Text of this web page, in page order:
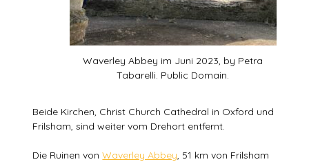
Waverley Abbey im Juni 2023, by Petra
Tabarelli. Public Domain.
Beide Kirchen, Christ Church Cathedral in Oxford und
Frilsham, sind weiter vom Drehort entfernt.
Die Ruinen vonWaverley Abbey, 51 km von Frilsham